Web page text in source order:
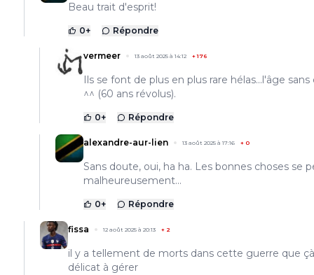
Beau trait d'esprit!
0+ Répondre
vermeer 13 août 2025 à 14:12 +176
Ils se font de plus en plus rare hélas...l'âge
^^ (60 ans révolus).
0+ Répondre
alexandre-aur-lien 13 août 2025 à 17:16 + 0
Sans doute, oui, ha ha. Les bonnes choses se
malheureusement...
0+ Répondre
fissa 12 août 2025 à 20:13 + 2
il y a tellement de morts dans cette guerre que
délicat à gérer